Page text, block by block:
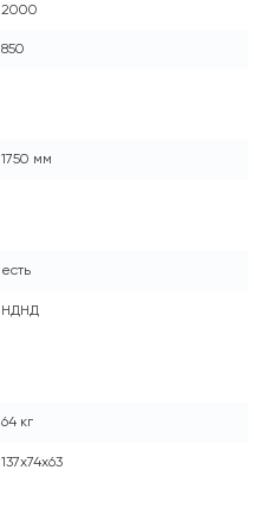
2000
850
1750 мм
есть
НДНД
64 кг
137x74x63